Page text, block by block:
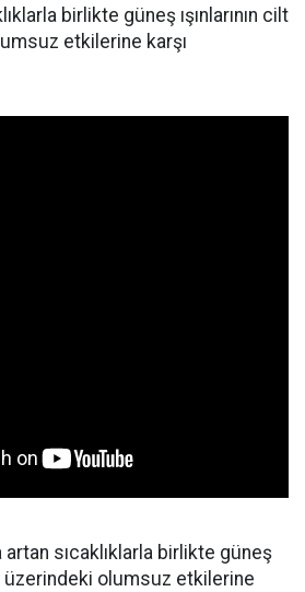
birlikte güneş ışınlarının cilt
etkilerine karşı
artan sıcaklıklarla birlikte güneş
üzerindeki olumsuz etkilerine